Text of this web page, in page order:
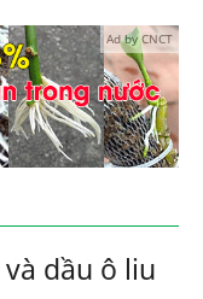
Ad by CNCT
dầu ô liu